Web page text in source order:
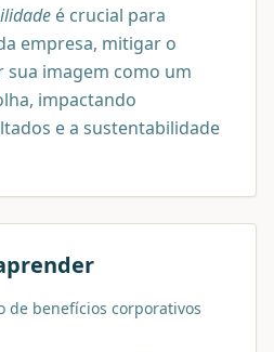
é crucial para
empresa, mitigar o
imagem como um
impactando
e a sustentabilidade
de benefícios corporativos